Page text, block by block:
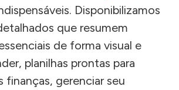
Disponibilizamos
que resumem
de forma visual e
planilhas prontas para
finanças, gerenciar seu